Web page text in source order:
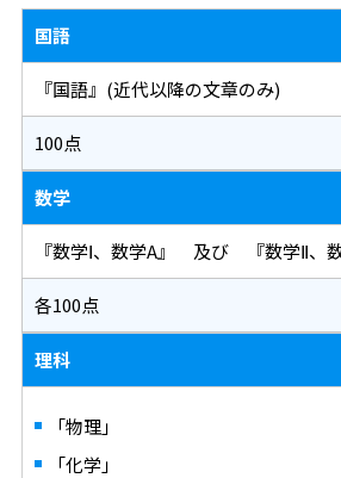
国語
『国語』(近代以降の文章のみ)
100点
数学
『数学Ⅰ、数学A』 及び 『数学Ⅱ、数
各100点
理科
「物理」
「化学」